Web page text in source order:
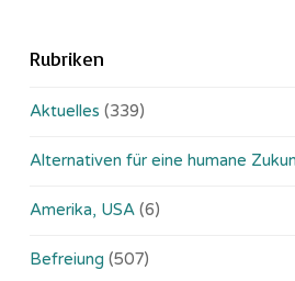
Rubriken
Aktuelles (339)
Alternativen für eine humane
Amerika, USA (6)
Befreiung (507)